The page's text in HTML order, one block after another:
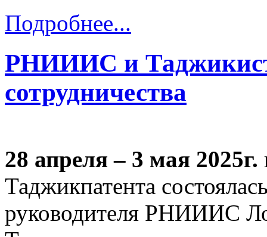
Подробнее...
РНИИИС и
сотрудничества
28 апреля – 3 мая 2025г.
Таджикпатента
руководителя РНИИИС